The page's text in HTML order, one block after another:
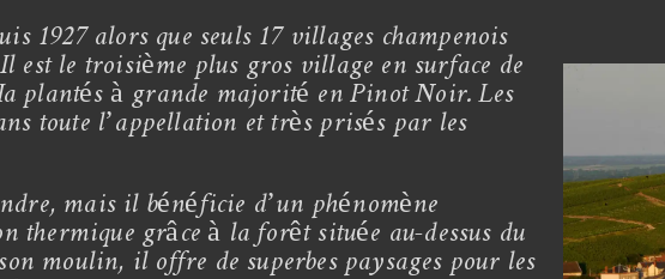
1927 alors que seuls 17 villages champenois
est le troisième plus gros village en surface de
plantés à grande majorité en Pinot Noir. Les
toute l’appellation et très prisés par les
mais il bénéficie d’un phénomène
grâce à la forêt située au-dessus du
moulin, il offre de superbes paysages pour les